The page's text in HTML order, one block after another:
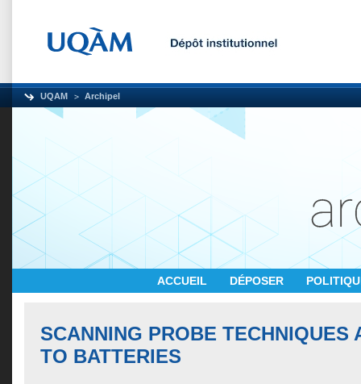
UQAM Archipel
ACCUEIL DÉPOSER
SCANNING PROBE TECHNIQUES
TO BATTERIES